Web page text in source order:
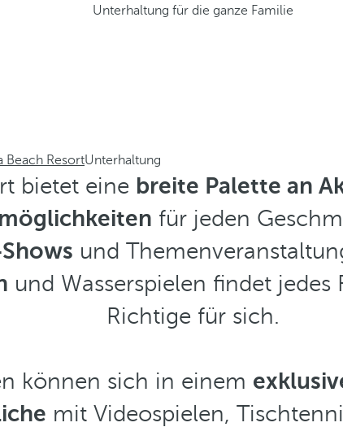
Unterhaltung für die ganze Familie
Beach ResortUnterhaltung
bietet eine breite Palette an
für jeden
und
und Wasserspielen findet
Richtige für sich.
können sich in einem
mit Videospielen,